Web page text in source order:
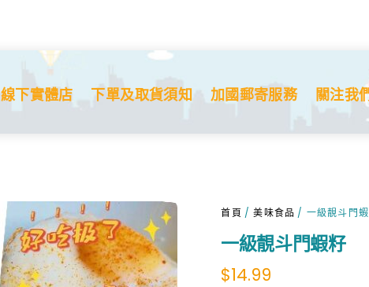
線下實體店 下單及取貨須知 加國郵寄服務 關注我
首頁 /美味食品 / 一級靚斗門
一級靚斗門蝦籽
$14.99